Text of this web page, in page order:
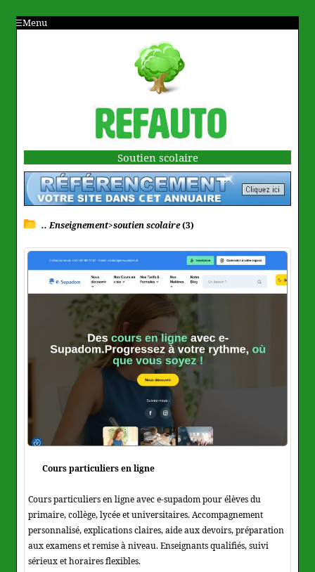
Menu
Soutien scolaire
.. Enseignement>soutien scolaire(3)
Cours particuliers en ligne
Cours particuliers en ligne avec e-supadom pour élèves du
primaire, collège, lycée et universitaires. Accompagnement
personnalisé, explications claires, aide aux devoirs, préparation
aux examens et remise à niveau. Enseignants qualifiés, suivi
sérieux et horaires flexibles.